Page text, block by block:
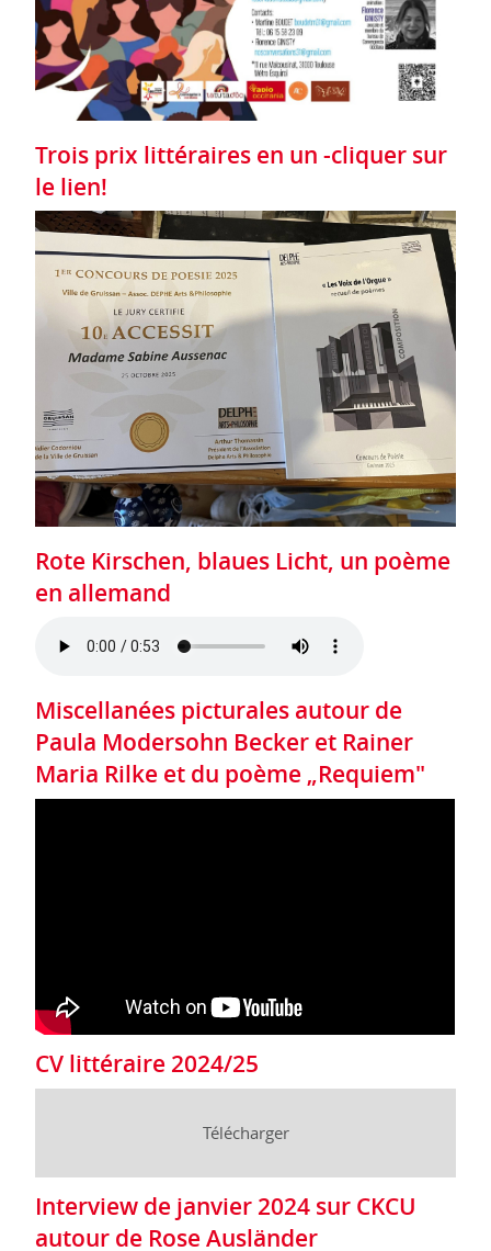
Trois prix littéraires en un -cliquer sur
le lien!
Rote Kirschen, blaues Licht, un poème
en allemand
Miscellanées picturales autour de
Paula Modersohn Becker et Rainer
Maria Rilke et du poème „Requiem"
CV littéraire 2024/25
Télécharger
Interview de janvier 2024 sur CKCU
autour de Rose Ausländer